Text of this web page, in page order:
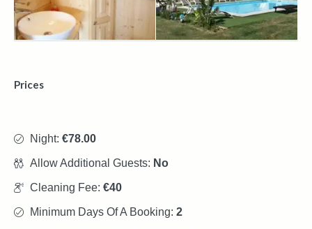
Prices
Night: €78.00
Allow Additional Guests: No
Cleaning Fee: €40
Minimum Days Of A Booking: 2